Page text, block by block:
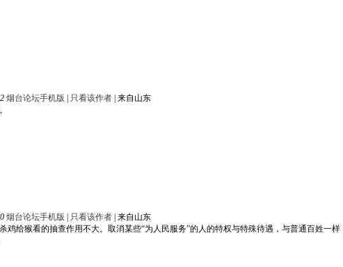
烟台论坛手机版 只看该作者 来自山东
烟台论坛手机版 只看该作者 来自山东
鸡给猴看的抽查作用不大。取消某些“为人民服务”的人的特权与特殊待遇，与普通百姓一